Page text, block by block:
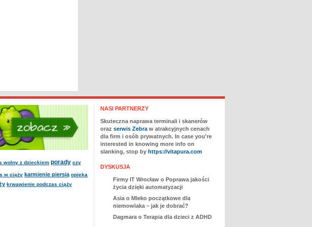
wolny z dzieckiem porady czy
w ciąży karmienie piersią opieka
krwawienie podczas ciąży
NASI PARTNERZY
Skuteczna naprawa terminali i skanerów
oraz serwis Zebra w atrakcyjnych cenach
dla firm i osób prywatnych. In case you're
interested in knowing more info on
slanking, stop by https://vitapura.com
DYSKUSJA
Firmy IT Wrocław o Poprawa jakości
życia dzięki automatyzacji
Asia o Mleko początkowe dla
niemowlaka – jak je dobrać?
Dagmara o Terapia dla dzieci z ADHD